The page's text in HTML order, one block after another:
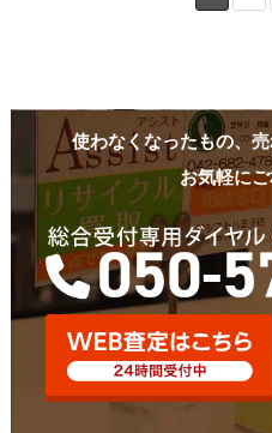
使わなくなったもの、
お気軽に